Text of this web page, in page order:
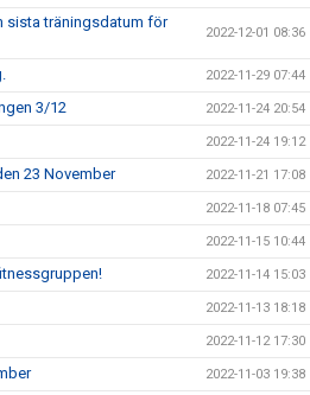
sista träningsdatum för
2022-12-01 08:36
2022-11-29 07:44
3/12 2022-11-24 20:54
2022-11-24 19:12
23 November 2022-11-21 17:08
2022-11-18 07:45
2022-11-15 10:44
2022-11-14 15:03
2022-11-13 18:18
2022-11-12 17:30
2022-11-03 19:38